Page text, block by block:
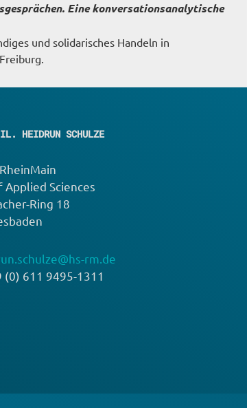
Eine konversationsanalytische
und solidarisches Handeln in
HEIDRUN SCHULZE
Sciences
Ring 18
@hs-rm.de
(0) 611 9495-1311